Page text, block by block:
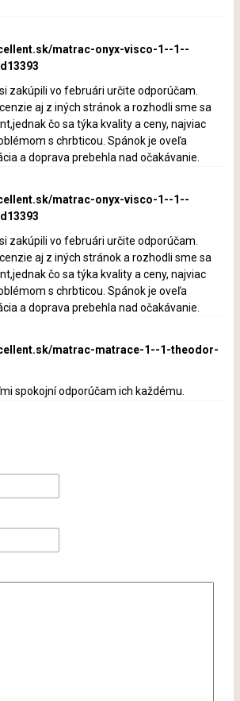
matrac-onyx-visco-1--1--
zakúpili vo februári určite odporúčam.
aj z iných stránok a rozhodli sme sa
čo sa týka kvality a ceny, najviac
s chrbticou. Spánok je oveľa
a doprava prebehla nad očakávanie.
matrac-onyx-visco-1--1--
zakúpili vo februári určite odporúčam.
aj z iných stránok a rozhodli sme sa
čo sa týka kvality a ceny, najviac
s chrbticou. Spánok je oveľa
a doprava prebehla nad očakávanie.
matrac-matrace-1--1-theodor-
spokojní odporúčam ich každému.